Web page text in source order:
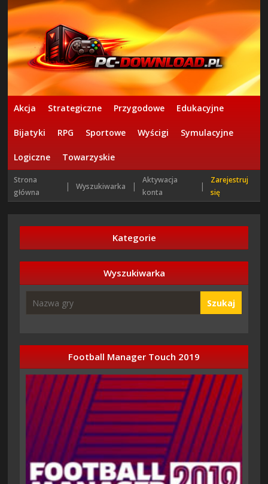
Akcja Strategiczne Przygodowe Edukacyjne
Bijatyki RPG Sportowe Wyścigi Symulacyjne
Logiczne Towarzyskie
Strona
główna
| Wyszukiwarka |
Aktywacja
konta
|
Zarejestruj
się
Kategorie
Wyszukiwarka
Szukaj
Football Manager Touch 2019